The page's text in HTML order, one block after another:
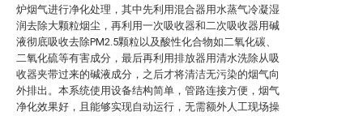
炉烟气进行净化处理，其中先利用混合器用水蒸气冷凝湿
润去除大颗粒烟尘，再利用一次吸收器和二次吸收器用碱
液彻底吸收去除PM2.5颗粒以及酸性化合物如二氧化碳、
二氧化硫等有害成分，最后再利用排放器用清水洗除从吸
收器夹带过来的碱液成分，之后才将清洁无污染的烟气向
外排出。本系统使用设备结构简单，管路连接方便，烟气
净化效果好，且能够实现自动运行，无需额外人工现场操